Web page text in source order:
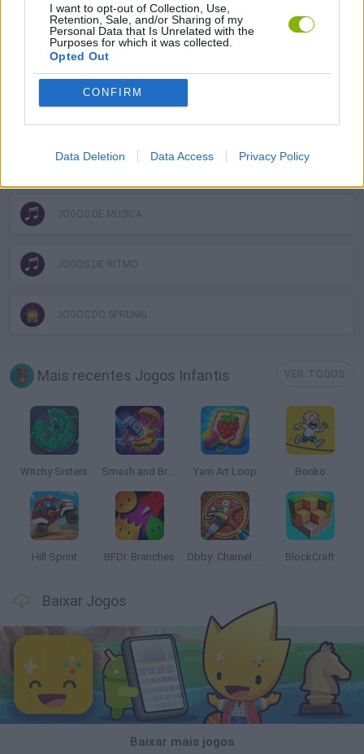
I want to opt-out of Collection, Use,
Retention, Sale, and/or Sharing of my
Personal Data that Is Unrelated with the
Purposes for which it was collected.
Opted Out
CONFIRM
Data Deletion Data Access Privacy Policy
JOGOS DIVERTIDOS
JOGOS INFANTIS
JOGOS DE MONSTROS
JOGOS DE MÚSICA
JOGOS DE RITMO
JOGOS DO SPRUNKI
Mais recentes Jogos Infantis
Witchy Sisters Smash and Break Yarn Art Loop Bonko
Hill Sprint BFDI: Branches Obby: Chameleon: Paint & Hide BlockCraft
Baixar Jogos
Baixar mais jogos